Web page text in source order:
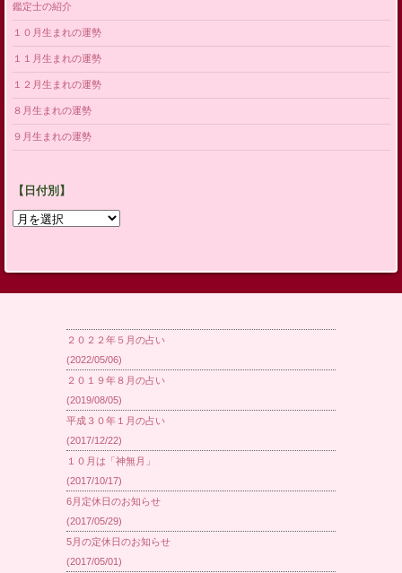
鑑定士の紹介
１０月生まれの運勢
１１月生まれの運勢
１２月生まれの運勢
８月生まれの運勢
９月生まれの運勢
【日付別】
【日
２０２２年５月の占い
(2022/05/06)
２０１９年８月の占い
(2019/08/05)
平成３０年１月の占い
(2017/12/22)
１０月は「神無月」
(2017/10/17)
6月定休日のお知らせ
(2017/05/29)
5月の定休日のお知らせ
(2017/05/01)